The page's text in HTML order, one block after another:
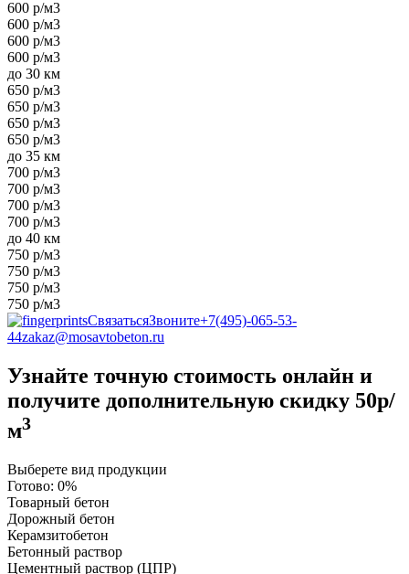
600 р/м3
600 р/м3
600 р/м3
600 р/м3
до 30 км
650 р/м3
650 р/м3
650 р/м3
650 р/м3
до 35 км
700 р/м3
700 р/м3
700 р/м3
700 р/м3
до 40 км
750 р/м3
750 р/м3
750 р/м3
750 р/м3
СвязатьсяЗвоните+7(495)-065-53-
44zakaz@mosavtobeton.ru
Узнайте точную стоимость онлайн и
получите дополнительную скидку 50р/
м3
Выберете вид продукции
Готово: 0%
Товарный бетон
Дорожный бетон
Керамзитобетон
Бетонный раствор
Цементный раствор (ЦПР)